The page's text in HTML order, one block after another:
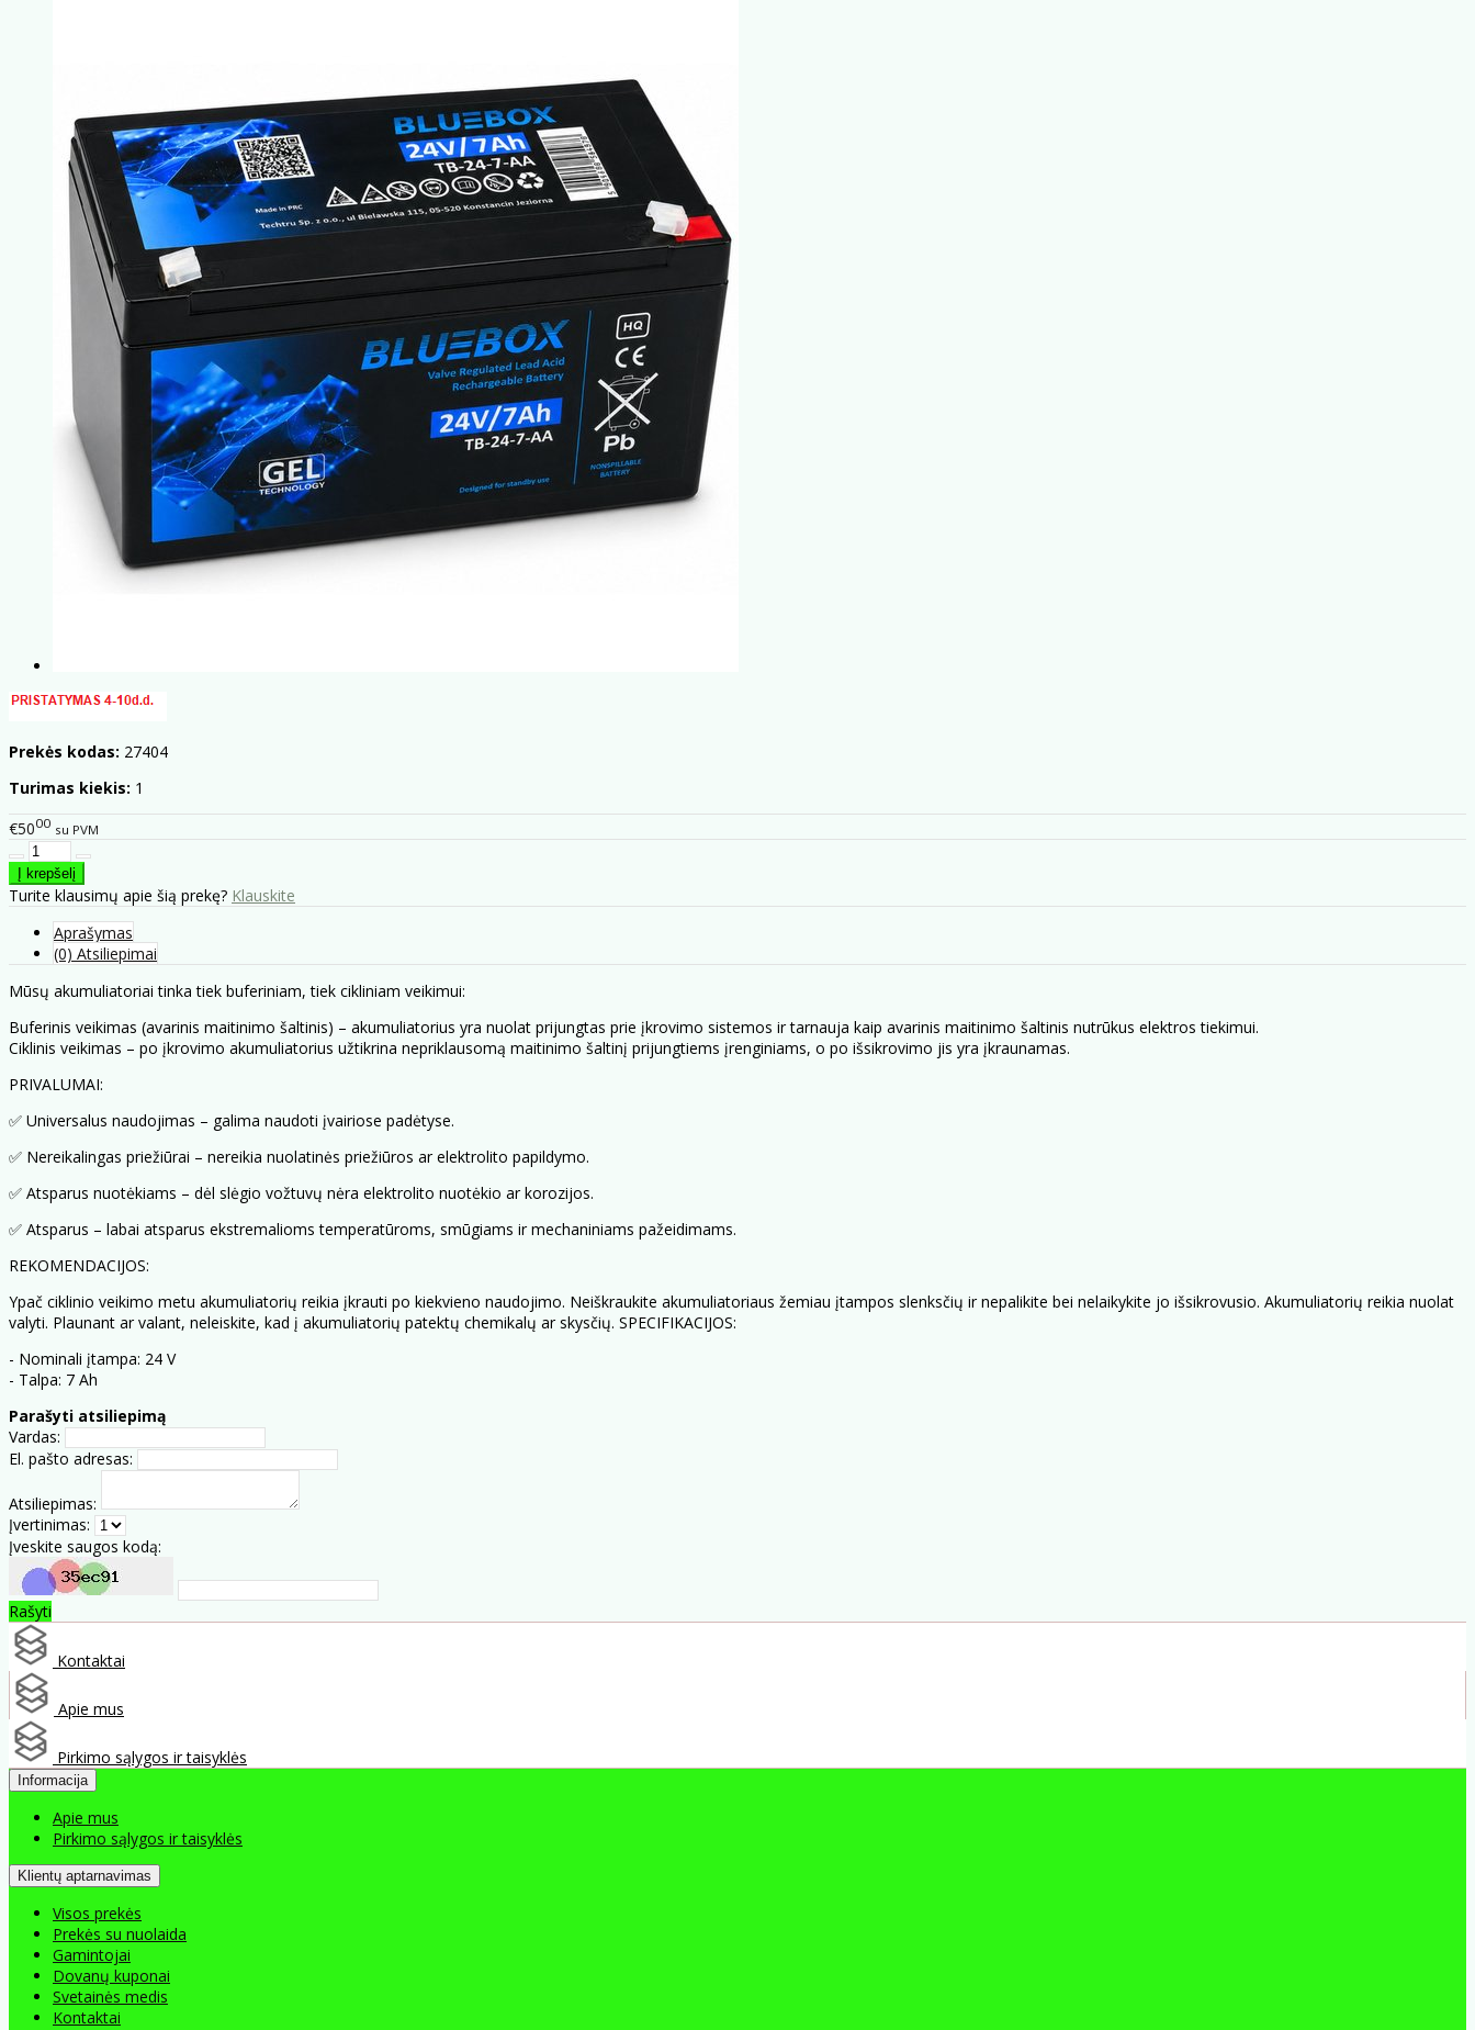
Prekės kodas: 27404
Turimas kiekis: 1
€5000 su PVM
Turite klausimų apie šią prekę? Klauskite
Aprašymas
(0) Atsiliepimai
Mūsų akumuliatoriai tinka tiek buferiniam, tiek cikliniam veikimui:
Buferinis veikimas (avarinis maitinimo šaltinis) – akumuliatorius yra nuolat prijungtas prie įkrovimo sistemos ir tarnauja kaip avarinis maitinimo šaltinis nutrūkus elektros tiekimui.
Ciklinis veikimas – po įkrovimo akumuliatorius užtikrina nepriklausomą maitinimo šaltinį prijungtiems įrenginiams, o po išsikrovimo jis yra įkraunamas.
PRIVALUMAI:
✅ Universalus naudojimas – galima naudoti įvairiose padėtyse.
✅ Nereikalingas priežiūrai – nereikia nuolatinės priežiūros ar elektrolito papildymo.
✅ Atsparus nuotėkiams – dėl slėgio vožtuvų nėra elektrolito nuotėkio ar korozijos.
✅ Atsparus – labai atsparus ekstremalioms temperatūroms, smūgiams ir mechaniniams pažeidimams.
REKOMENDACIJOS:
Ypač ciklinio veikimo metu akumuliatorių reikia įkrauti po kiekvieno naudojimo. Neiškraukite akumuliatoriaus žemiau įtampos slenksčių ir nepalikite bei nelaikykite jo išsikrovusio. Akumuliatorių reikia nuolat
valyti. Plaunant ar valant, neleiskite, kad į akumuliatorių patektų chemikalų ar skysčių. SPECIFIKACIJOS:
- Nominali įtampa: 24 V
- Talpa: 7 Ah
Parašyti atsiliepimą
Vardas:
El. pašto adresas:
Atsiliepimas:
Įvertinimas:
Įveskite saugos kodą:
Rašyti
Kontaktai
Apie mus
Pirkimo sąlygos ir taisyklės
Informacija
Apie mus
Pirkimo sąlygos ir taisyklės
Klientų aptarnavimas
Visos prekės
Prekės su nuolaida
Gamintojai
Dovanų kuponai
Svetainės medis
Kontaktai